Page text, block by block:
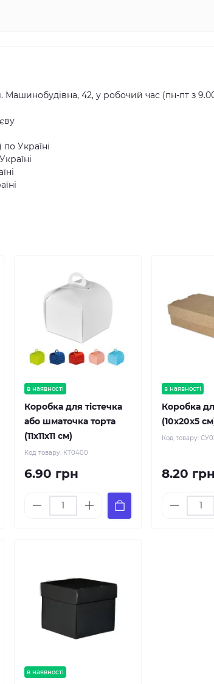
Машинобудівна, 42, у робочий час (пн-пт з
Україні
в наявності
Коробка для тістечка
або шматочка торта
(11х11х11 см)
Код товару: КТ0400
6.90 грн
в наявності
Коробка
(10х20х5
Код товару:
8.20
в наявності